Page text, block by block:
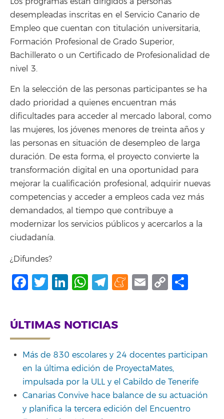
desempleadas inscritas en el Servicio Canario de
Empleo que cuentan con titulación universitaria,
Formación Profesional de Grado Superior,
Bachillerato o un Certificado de Profesionalidad de
nivel 3.
En la selección de las personas participantes se ha
dado prioridad a quienes encuentran más
dificultades para acceder al mercado laboral, como
las mujeres, los jóvenes menores de treinta años y
las personas en situación de desempleo de larga
duración. De esta forma, el proyecto convierte la
transformación digital en una oportunidad para
mejorar la cualificación profesional, adquirir nuevas
competencias y acceder a empleos cada vez más
demandados, al tiempo que contribuye a
modernizar los servicios públicos y acercarlos a la
ciudadanía.
¿Difundes?
Facebook
Twitter
LinkedIn
WhatsApp
Telegram
Meneame
Email
Copy
ÚLTIMAS NOTICIAS
Más de 830 escolares y 24 docentes participan
en la última edición de ProyectaMates,
impulsada por la ULL y el Cabildo de Tenerife
Canarias Convive hace balance de su actuación
y planifica la tercera edición del Encuentro